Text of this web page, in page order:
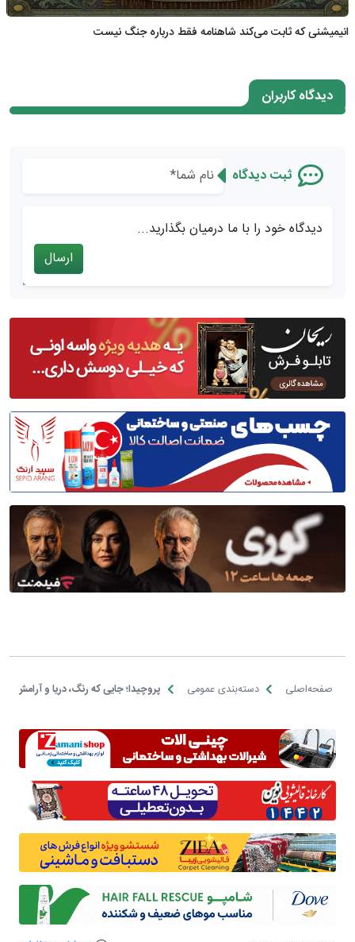
انیمیشنی که ثابت می‌کند شاهنامه فقط درباره جنگ نیست
دیدگاه کاربران
ثبت دیدگاه
دیدگاه خود را با ما درمیان بگذارید...
ارسال